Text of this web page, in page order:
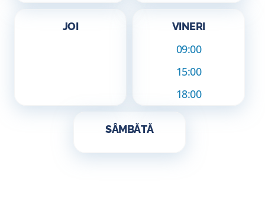
JOI VINERI
09:00
15:00
18:00
SÂMBĂTĂ